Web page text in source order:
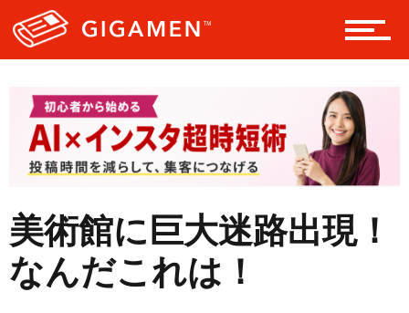
ヘルス・健康
スタイル
仮想通貨
美術館に巨大迷路出現！
なんだこれは！